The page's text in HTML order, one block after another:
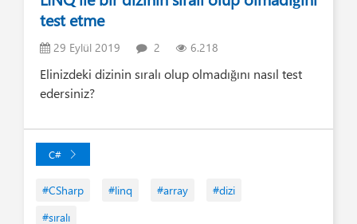
test etme
29 Eylül 2019 2 6.218
Elinizdeki dizinin sıralı olup olmadığını nasıl test
edersiniz?
C#
#CSharp #linq #array
#dizi
#sıralı